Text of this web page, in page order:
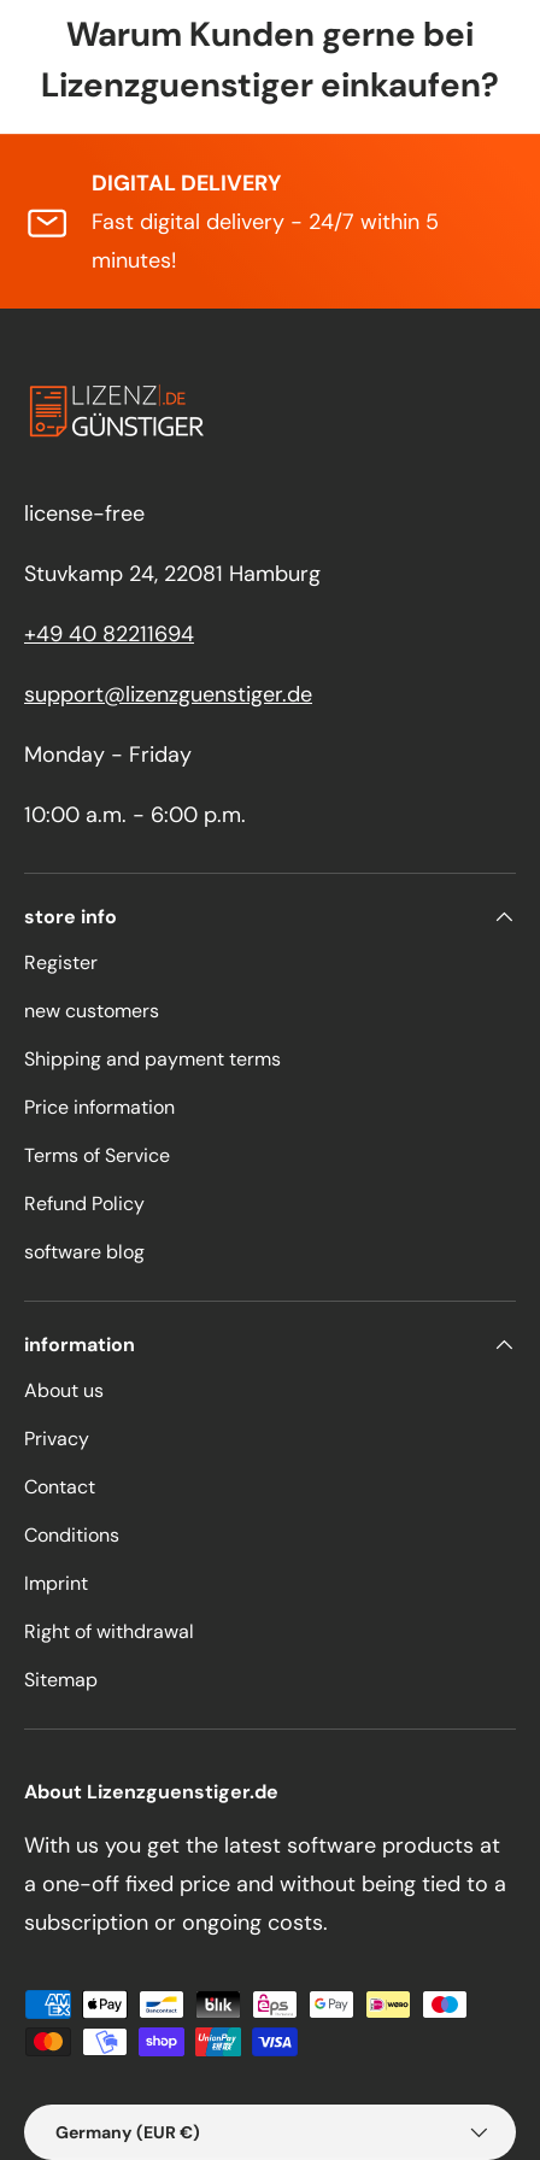
Warum Kunden gerne bei
Lizenzguenstiger einkaufen?
DIGITAL DELIVERY
Fast digital delivery - 24/7 within 5
minutes!
license-free
Stuvkamp 24, 22081 Hamburg
+49 40 82211694
support@lizenzguenstiger.de
Monday - Friday
10:00 a.m. - 6:00 p.m.
store info
Register
new customers
Shipping and payment terms
Price information
Terms of Service
Refund Policy
software blog
information
About us
Privacy
Contact
Conditions
Imprint
Right of withdrawal
Sitemap
About Lizenzguenstiger.de
With us you get the latest software products at
a one-off fixed price and without being tied to a
subscription or ongoing costs.
Payment methods accepted
Country/Region
Germany (EUR €)